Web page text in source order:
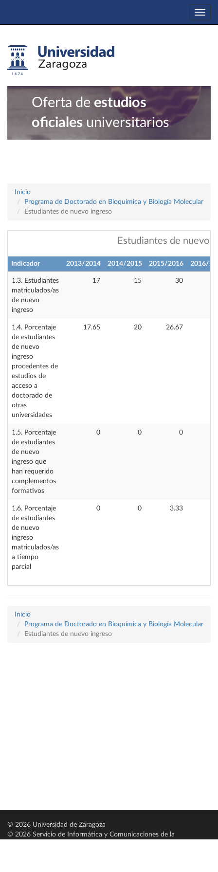
Oferta de estudios
oficiales universitarios
Inicio
Programa de Doctorado en Bioquímica y Biología Molecular
Estudiantes de nuevo ingreso
Estudiantes de nuevo
Indicador 2013/2014 2014/2015 2015/2016 2016/
1.3. Estudiantes
matriculados/as
de nuevo
ingreso
17 15 30
1.4. Porcentaje
de estudiantes
de nuevo
ingreso
procedentes de
estudios de
acceso a
doctorado de
otras
universidades
17.65 20 26.67
1.5. Porcentaje
de estudiantes
de nuevo
ingreso que
han requerido
complementos
formativos
0 0 0
1.6. Porcentaje
de estudiantes
de nuevo
ingreso
matriculados/as
a tiempo
parcial
0 0 3.33
Inicio
Programa de Doctorado en Bioquímica y Biología Molecular
Estudiantes de nuevo ingreso
© 2026 Universidad de Zaragoza
© 2026 Servicio de Informática y Comunicaciones de la